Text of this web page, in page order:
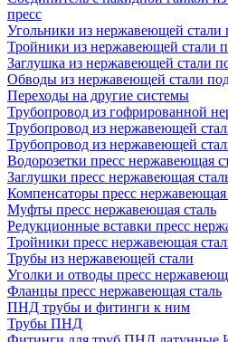
пресс
Угольники из нержавеющей стали
Тройники из нержавеющей стали
Заглушка из нержавеющей стали
Обводы из нержавеющей стали
Переходы на другие системы
Трубопровод из гофрированной
Трубопровод из нержавеющей
Трубопровод из нержавеющей
Водорозетки пресс нержавеющая
Заглушки пресс нержавеющая
Компенсаторы пресс нержавеющая
Муфты пресс нержавеющая сталь
Редукционные вставки пресс
Тройники пресс нержавеющая
Трубы из нержавеющей стали
Уголки и отводы пресс
Фланцы пресс нержавеющая сталь
ПНД трубы и фитинги к ним
Трубы ПНД